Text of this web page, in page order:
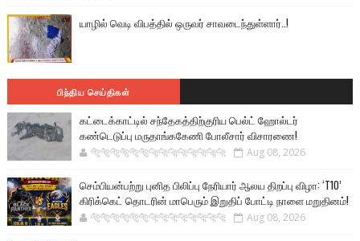
யாழில் வெடி விபத்தில் ஒருவர் சாவடைந்துள்ளார்..!
பிந்திய செய்திகள்
கட்டைக்காட்டில் சந்தேகத்திற்குரிய பெல்ட் ஹோல்டர்
கண்டெடுப்பு மருதாங்ககேணி போலீசார் விசாரணை!
🐅🐅🐅🐅🐅🐅🐆🐆🐆🐆🐆🐆🐆🐆 Aug 08, 2026
செம்பியன்பற்று புனித பிலிப்பு நேரியார் ஆலய திறப்பு விழா: ‘T10’
கிரிக்கெட் தொடரின் மாபெரும் இறுதிப் போட்டி நாளை மறுதினம்!
🐅🐅🐅🐅🐅🐅🐆🐆🐆🐆🐆🐆🐆🐆 Aug 08, 2026